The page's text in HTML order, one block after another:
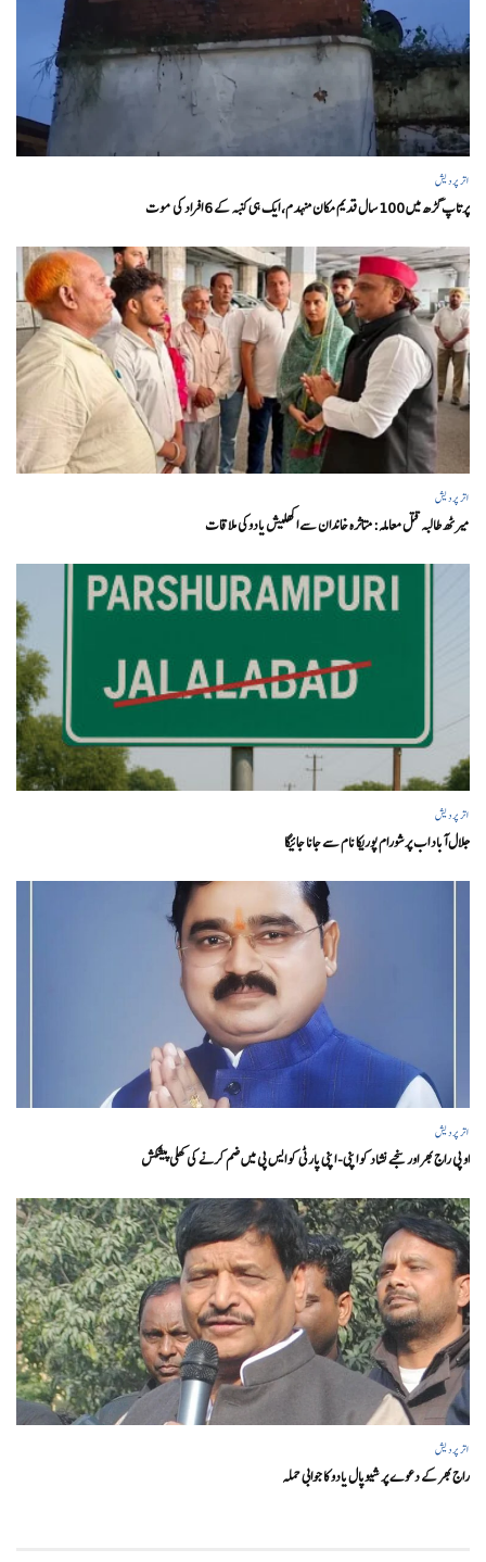
اتر پردیش
پرتاپ گڑھ میں 100 سال قدیم مکان منہدم، ایک ہی کنبہ کے 6 افراد کی موت
اتر پردیش
میرٹھ طالبہ قتل معاملہ: متاثرہ خاندان سے اکھلیش یادوکی ملاقات
اتر پردیش
جلال آباد اب پرشورام پوریکا نام سے جانا جائیگا
اتر پردیش
او پی راج بھر اور سنجے نشاد کو اپنی- اپنی پارٹی کو ایس پی میں ضم کرنے کی کھلی پیشکش
اتر پردیش
راج بھر کے دعوے پر شیوپال یادو کا جوابی حملہ